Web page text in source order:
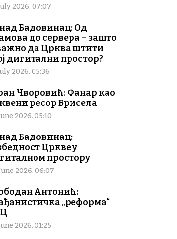
2026. 07:07
Бадовинац: Од
до сервера – зашто
да Црква штити
дигитални простор?
2026. 05:36
Чворовић: Фанар као
ресор Брисела
2026. 05:10
Бадовинац:
Цркве у
простору
2026. 06:07
Антонић:
„реформа“
2026. 01:25